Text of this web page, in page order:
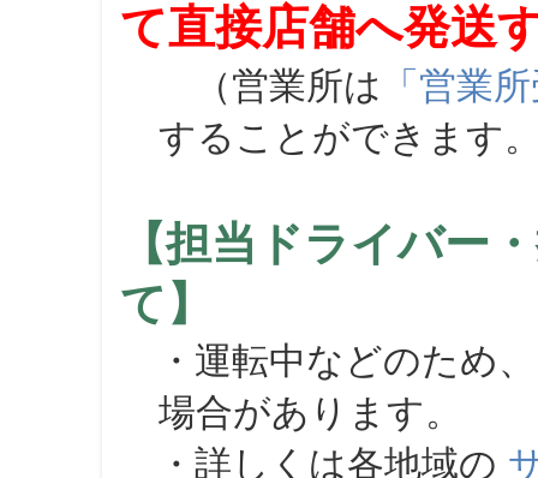
て直接店舗へ発送
（営業所は 「営業
することができます
【担当ドライバー
て】
・運転中などのため
場合があります。
・詳しくは各地域の